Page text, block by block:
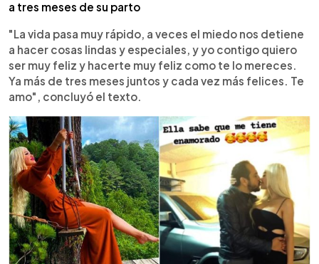
a tres meses de su parto
"La vida pasa muy rápido, a veces el miedo nos detiene
a hacer cosas lindas y especiales, y yo contigo quiero
ser muy feliz y hacerte muy feliz como te lo mereces.
Ya más de tres meses juntos y cada vez más felices. Te
amo", concluyó el texto.